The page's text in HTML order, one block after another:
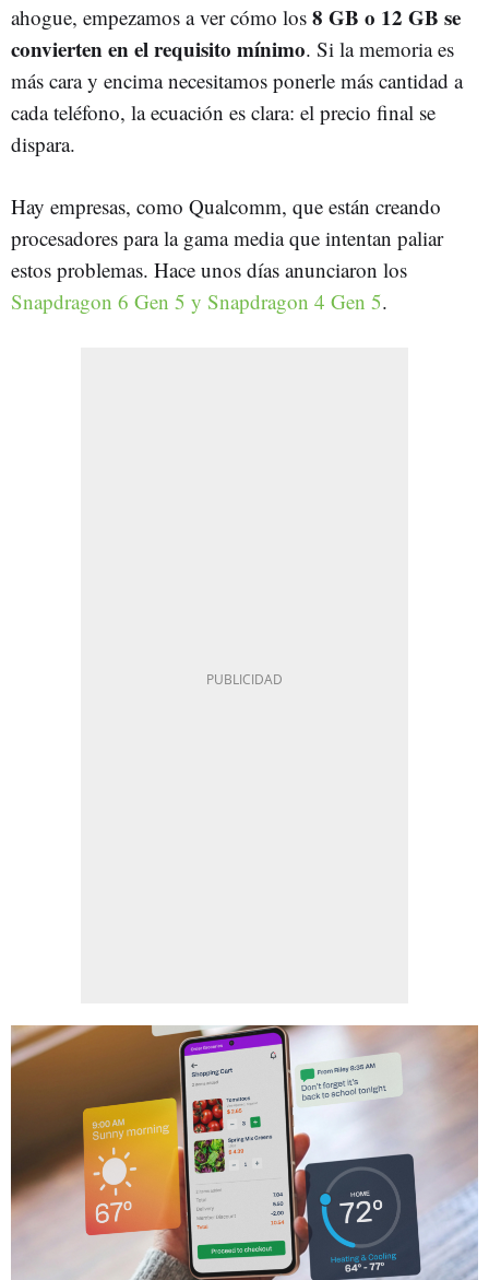
ahogue, empezamos a ver cómo los 8 GB o 12 GB se
convierten en el requisito mínimo. Si la memoria es
más cara y encima necesitamos ponerle más cantidad a
cada teléfono, la ecuación es clara: el precio final se
dispara.
Hay empresas, como Qualcomm, que están creando
procesadores para la gama media que intentan paliar
estos problemas. Hace unos días anunciaron los
Snapdragon 6 Gen 5 y Snapdragon 4 Gen 5.